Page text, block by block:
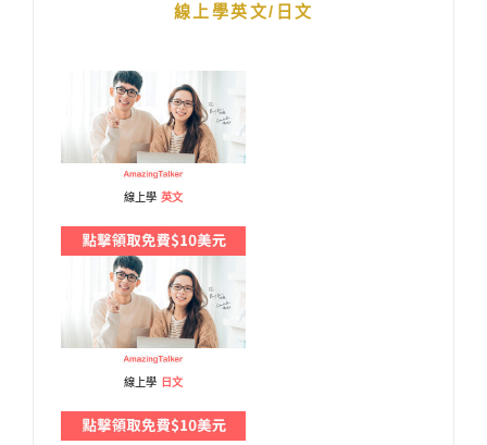
線上學英文/日文
線上學 英文
線上學 日文